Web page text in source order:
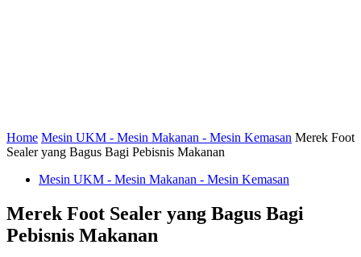
Home Mesin UKM - Mesin Makanan - Mesin Kemasan Merek Foot
Sealer yang Bagus Bagi Pebisnis Makanan
Mesin UKM - Mesin Makanan - Mesin Kemasan
Merek Foot Sealer yang Bagus Bagi
Pebisnis Makanan